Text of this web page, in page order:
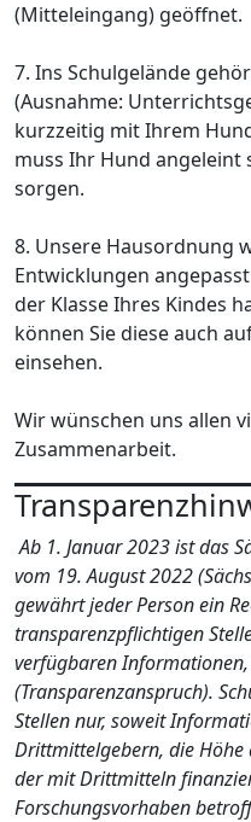
(Mitteleingang) geöffnet.
7. Ins Schulgelände
(Ausnahme:
kurzzeitig mit Ihrem
muss Ihr Hund angeleint
sorgen.
8. Unsere Hausordnung
Entwicklungen
der Klasse Ihres Kindes
können Sie diese auch
einsehen.
Wir wünschen uns allen
Zusammenarbeit.
Ab 1. Januar 2023 ist das
vom 19. August 2022
gewährt jeder Person ein
transparenzpflichtigen
verfügbaren
(Transparenzanspruch).
Stellen nur, soweit
Drittmittelgebern, die
der mit Drittmitteln
Forschungsvorhaben